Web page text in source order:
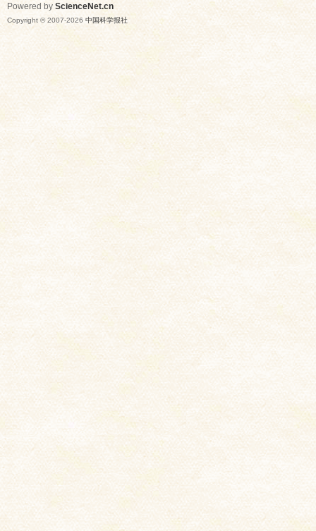
Powered by ScienceNet.cn
Copyright © 2007-2026 中国科学报社